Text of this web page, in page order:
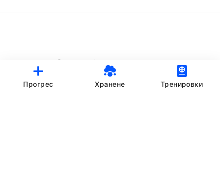
© StankovFit Progress App | 2025
Crafted with love by
Прогрес Хранене Тренировки